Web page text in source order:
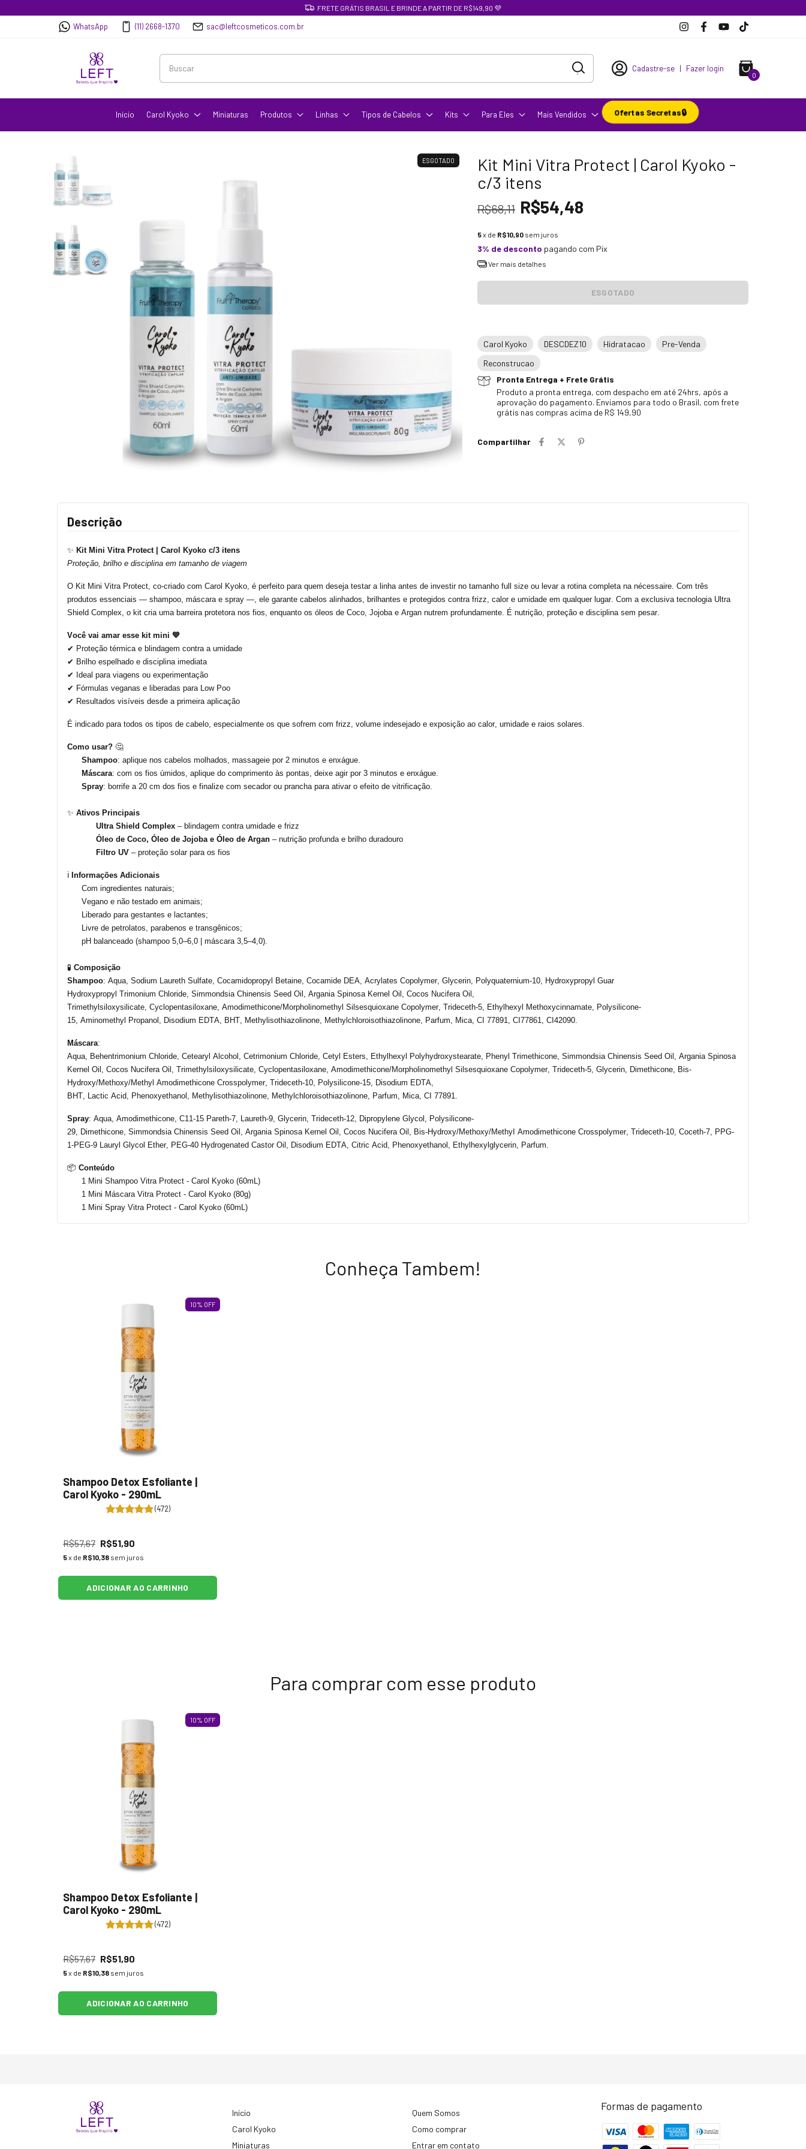
FRETE GRÁTIS BRASIL E BRINDE A PARTIR DE R$149,90 💜
WhatsApp (11) 2668-1370 sac@leftcosmeticos.com.br
Cadastre-se | Fazer login
0
Início Carol Kyoko Miniaturas Produtos Linhas Tipos de Cabelos Kits Para Eles Mais Vendidos Ofertas Secretas🔒
ESGOTADO
Kit Mini Vitra Protect | Carol Kyoko -
c/3 itens
R$68,11 R$54,48
5x de R$10,90 sem juros
3% de desconto pagando com Pix
Ver mais detalhes
Carol Kyoko DESCDEZ10 Hidratacao
Pre-Venda
Reconstrucao
Pronta Entrega + Frete Grátis
Produto a pronta entrega, com despacho em até 24hrs, após a
aprovação do pagamento. Enviamos para todo o Brasil, com frete
grátis nas compras acima de R$ 149,90
Compartilhar
Descrição
✨ Kit Mini Vitra Protect | Carol Kyoko c/3 itens
Proteção, brilho e disciplina em tamanho de viagem
O Kit Mini Vitra Protect co-criado com Carol Kyoko, é perfeito para quem deseja testar a linha antes de investir no tamanho full size ou levar a rotina completa na nécessaire. Com três
produtos essenciais — shampoo, máscara e spray —, ele garante cabelos alinhados, brilhantes e protegidos contra frizz, calor e umidade em qualquer lugar. Com a exclusiva tecnologia Ultra
Shield Complex , o kit cria uma barreira protetora nos fios, enquanto os óleos de Coco, Jojoba e Argan nutrem profundamente. É nutrição, proteção e disciplina sem pesar.
Você vai amar esse kit mini 💙
✔ Proteção térmica e blindagem contra a umidade
✔ Brilho espelhado e disciplina imediata
✔ Ideal para viagens ou experimentação
✔ Fórmulas veganas e liberadas para Low Poo
✔ Resultados visíveis desde a primeira aplicação
É indicado para todos os tipos de cabelo, especialmente os que sofrem com frizz , volume indesejado e exposição ao calor, umidade e raios solares.
Como usar? 🤔
Shampoo: aplique nos cabelos molhados, massageie por 2 minutos e enxágue.
Máscara: com os fios úmidos, aplique do comprimento às pontas, deixe agir por 3 minutos e enxágue.
Spray: borrife a 20 cm dos fios e finalize com secador ou prancha para ativar o efeito de vitrificação.
✨ Ativos Principais
Ultra Shield Complex – blindagem contra umidade e frizz
Óleo de Coco, Óleo de Jojoba e Óleo de Argan – nutrição profunda e brilho duradouro
Filtro UV – proteção solar para os fios
ℹ️ Informações Adicionais
Com ingredientes naturais;
Vegano e não testado em animais;
Liberado para gestantes e lactantes;
Livre de petrolatos, parabenos e transgênicos;
pH balanceado (shampoo 5,0–6,0 | máscara 3,5–4,0).
🧪 Composição
S hampoo: Aqua, Sodium Laureth Sulfate, Cocamidopropyl Betaine , Cocamide DEA, Acrylates Copolymer, Glycerin , Polyquaternium-10, Hydroxypropyl Guar
Hydroxypropyl Trimonium Chloride Simmondsia Chinensis Seed Oil , Argania Spinosa Kernel Oil
, Cocos Nucifera Oil,
Trimethylsiloxysilicate, Cyclopentasiloxane Amodimethicone/Morpholinomethyl Silsesquioxane Copolymer, Trideceth-5, Ethylhexyl Methoxycinnamate , Polysilicone-
15, Aminomethyl Propanol, Disodium EDTA, BHT, Methylisothiazolinone Methylchloroisothiazolinone Parfum , Mica, CI 77891, CI77861, CI42090.
Máscara:
Aqua,
Behentrimonium Chloride Cetearyl Alcohol Cetrimonium Chloride Cetyl Esters Ethylhexyl Polyhydroxystearate Phenyl Trimethicone Simmondsia Chinensis Seed Oil Argania Spinosa
Kernel Oil , Cocos Nucifera Oil Trimethylsiloxysilicate Cyclopentasiloxane Amodimethicone/Morpholinomethyl Silsesquioxane Copolymer, Trideceth-5, Glycerin Dimethicone
Bis-
Hydroxy/Methoxy/Methyl Amodimethicone Crosspolymer, Trideceth-10, Polysilicone-15, Disodium EDTA,
BHT,
Lactic Acid, Phenoxyethanol Methylisothiazolinone Methylchloroisothiazolinone Parfum , Mica, CI 77891.
Spray: Aqua, Amodimethicone , C11-15 Pareth-7, Laureth-9, Glycerin , Trideceth-12, Dipropylene Glycol
, Polysilicone-
29,
Dimethicone Simmondsia Chinensis Seed Oil Argania Spinosa Kernel Oil , Cocos Nucifera Oil Bis-Hydroxy/Methoxy/MethyI Amodimethicone Crosspolymer, Trideceth-10, Coceth-7, PPG-
1-PEG-9
Lauryl Glycol Ether, PEG-40 Hydrogenated Castor Oil Disodium EDTA, Citric Acid, Phenoxyethanol Ethylhexylglycerin Parfum
📦 Conteúdo
1 Mini Shampoo Vitra Protect - Carol Kyoko (60m )
1 Mini Máscara Vitra Protect - Carol Kyoko (80g)
1 Mini Spray Vitra Protect - Carol Kyoko (60m )
Conheça Tambem!
10% OFF
Shampoo Detox Esfoliante |
Carol Kyoko - 290mL
(472)
R$57,67 R$51,90
5x de R$10,38 sem juros
ADICIONAR AO CARRINHO
Para comprar com esse produto
10% OFF
Shampoo Detox Esfoliante |
Carol Kyoko - 290mL
(472)
R$57,67 R$51,90
5x de R$10,38 sem juros
ADICIONAR AO CARRINHO
Início
Carol Kyoko
Miniaturas
Quem Somos
Como comprar
Entrar em contato
Formas de pagamento